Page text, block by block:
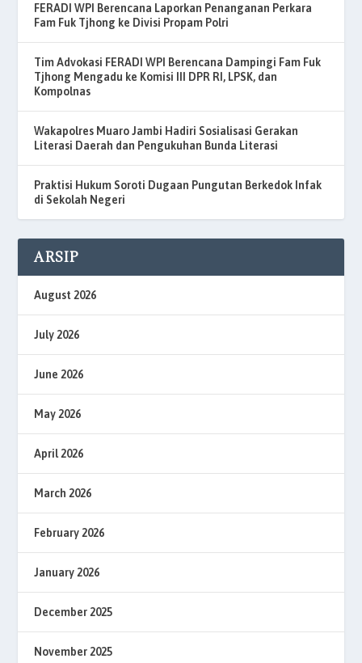
FERADI WPI Berencana Laporkan Penanganan Perkara
Fam Fuk Tjhong ke Divisi Propam Polri
Tim Advokasi FERADI WPI Berencana Dampingi Fam Fuk
Tjhong Mengadu ke Komisi III DPR RI, LPSK, dan
Kompolnas
Wakapolres Muaro Jambi Hadiri Sosialisasi Gerakan
Literasi Daerah dan Pengukuhan Bunda Literasi
Praktisi Hukum Soroti Dugaan Pungutan Berkedok Infak
di Sekolah Negeri
ARSIP
August 2026
July 2026
June 2026
May 2026
April 2026
March 2026
February 2026
January 2026
December 2025
November 2025